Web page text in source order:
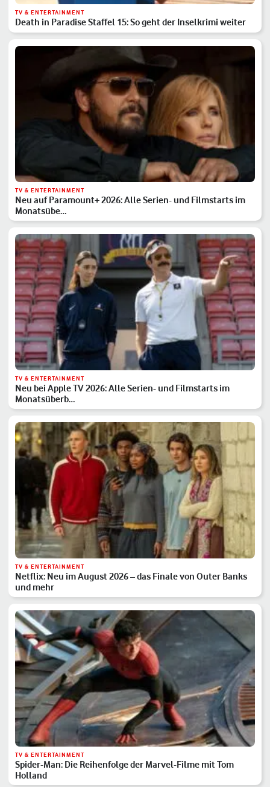
TV & ENTERTAINMENT
Death in Paradise Staffel 15: So geht der Inselkrimi weiter
TV & ENTERTAINMENT
Neu auf Paramount+ 2026: Alle Serien- und Filmstarts im
Monatsübe…
TV & ENTERTAINMENT
Neu bei Apple TV 2026: Alle Serien- und Filmstarts im
Monatsüberb…
TV & ENTERTAINMENT
Netflix: Neu im August 2026 – das Finale von Outer Banks
und mehr
TV & ENTERTAINMENT
Spider-Man: Die Reihenfolge der Marvel-Filme mit Tom
Holland